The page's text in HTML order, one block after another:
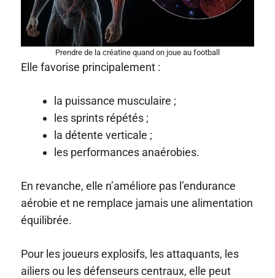
Prendre de la créatine quand on joue au football
Elle favorise principalement :
la puissance musculaire ;
les sprints répétés ;
la détente verticale ;
les performances anaérobies.
En revanche, elle n’améliore pas l’endurance
aérobie et ne remplace jamais une alimentation
équilibrée.
Pour les joueurs explosifs, les attaquants, les
ailiers ou les défenseurs centraux, elle peut